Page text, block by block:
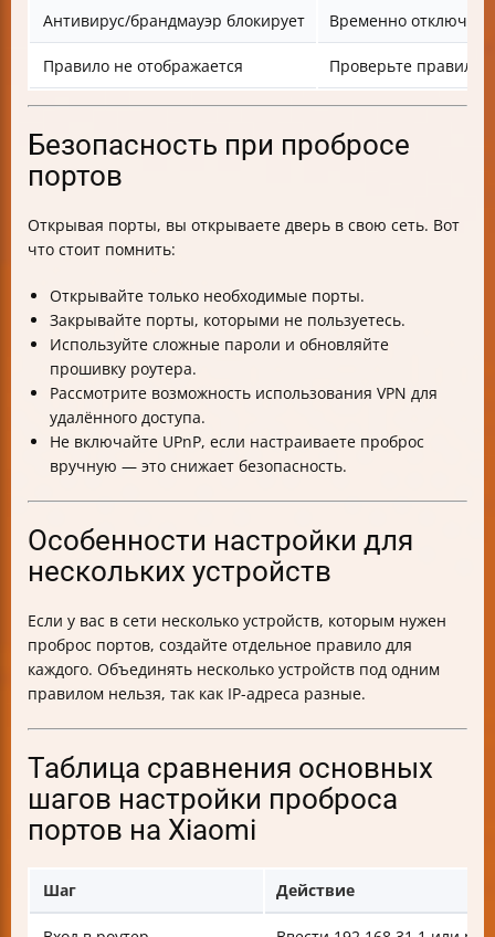
Антивирус/брандмауэр блокирует Временно отключите
Правило не отображается Проверьте
Безопасность при пробросе
портов
Открывая порты, вы открываете дверь в свою сеть. Вот
что стоит помнить:
Открывайте только необходимые порты.
Закрывайте порты, которыми не пользуетесь.
Используйте сложные пароли и обновляйте
прошивку роутера.
Рассмотрите возможность использования VPN для
удалённого доступа.
Не включайте UPnP, если настраиваете проброс
вручную — это снижает безопасность.
Особенности настройки для
нескольких устройств
Если у вас в сети несколько устройств, которым нужен
проброс портов, создайте отдельное правило для
каждого. Объединять несколько устройств под одним
правилом нельзя, так как IP-адреса разные.
Таблица сравнения основных
шагов настройки проброса
портов на Xiaomi
Шаг Действие